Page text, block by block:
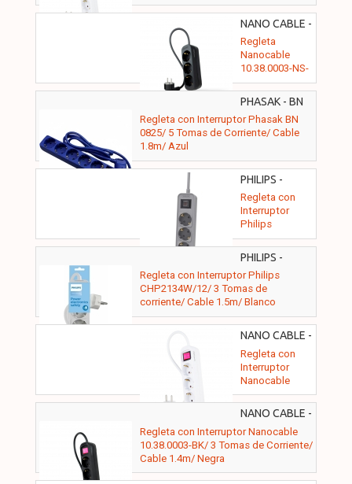
NANO CABLE -
10.38.0003-
NS-BK
Regleta
Nanocable
10.38.0003-NS-
BK/ 3 Tomas de
Corriente/
Cable 1.4m/
Negra
PHASAK - BN
0825
Regleta con Interruptor Phasak BN
0825/ 5 Tomas de Corriente/ Cable
1.8m/ Azul
PHILIPS -
CHP2134G/12
Regleta con
Interruptor
Philips
CHP2134G/ 3
Tomas de
corriente/
Cable 1.5m/
Gris
PHILIPS -
CHP2134W/12
Regleta con Interruptor Philips
CHP2134W/12/ 3 Tomas de
corriente/ Cable 1.5m/ Blanco
NANO CABLE -
10.38.0003
Regleta con
Interruptor
Nanocable
10.38.0003/ 3
Tomas de
Corriente/
Cable 1.4m/
Blanca
NANO CABLE -
10.38.0003-BK
Regleta con Interruptor Nanocable
10.38.0003-BK/ 3 Tomas de Corriente/
Cable 1.4m/ Negra